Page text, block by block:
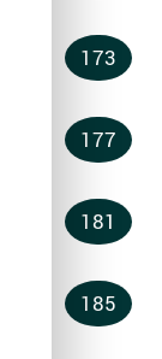
173
177
181
185